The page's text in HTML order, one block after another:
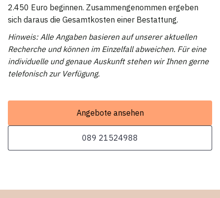
2.450 Euro beginnen. Zusammengenommen ergeben
sich daraus die Gesamtkosten einer Bestattung.
Hinweis: Alle Angaben basieren auf unserer aktuellen
Recherche und können im Einzelfall abweichen. Für eine
individuelle und genaue Auskunft stehen wir Ihnen gerne
telefonisch zur Verfügung.
Angebote ansehen
089 21524988